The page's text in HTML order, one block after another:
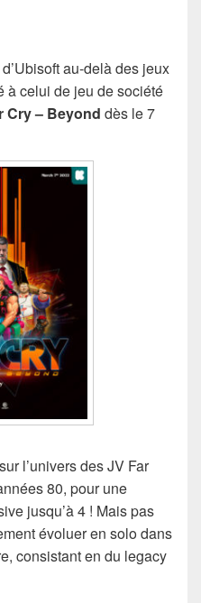
au-delà des jeux
à celui de jeu de société
Cry – Beyond dès le 7
l’univers des JV Far
80, pour une
jusqu’à 4 ! Mais pas
évoluer en solo dans
consistant en du legacy